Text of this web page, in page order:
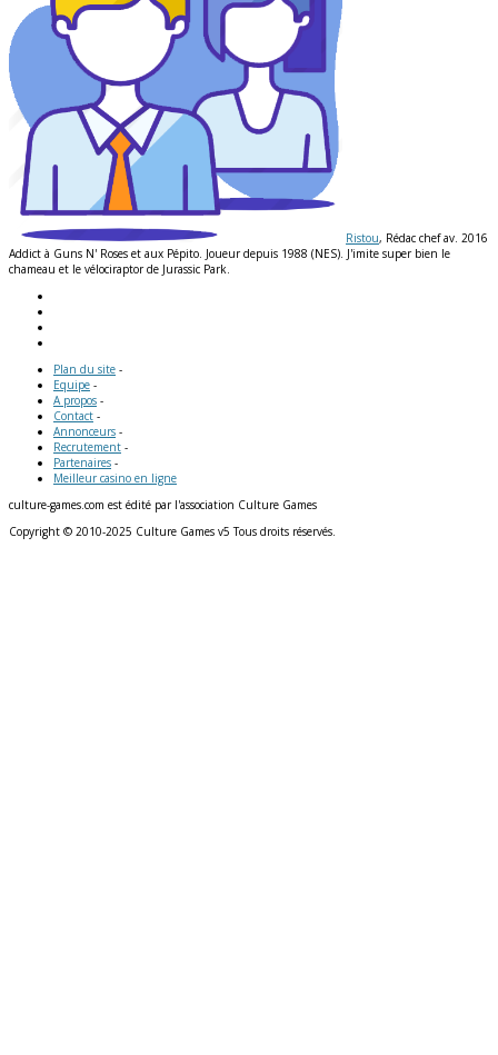
Ristou, Rédac chef av. 2016
Addict à Guns N' Roses et aux Pépito. Joueur depuis 1988 (NES). J'imite super bien le
chameau et le vélociraptor de Jurassic Park.
Plan du site -
Equipe -
A propos -
Contact -
Annonceurs -
Recrutement -
Partenaires -
Meilleur casino en ligne
culture-games.com est édité par l'association Culture Games
Copyright © 2010-2025 Culture Games v5 Tous droits réservés.